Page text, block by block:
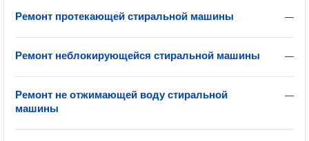
—
Ремонт протекающей стиральной машины
—
Ремонт неблокирующейся стиральной машины
—
Ремонт не отжимающей воду стиральной
машины